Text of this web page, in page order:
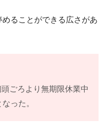
ることができる広さがあ
ごろより無期限休業中
った。